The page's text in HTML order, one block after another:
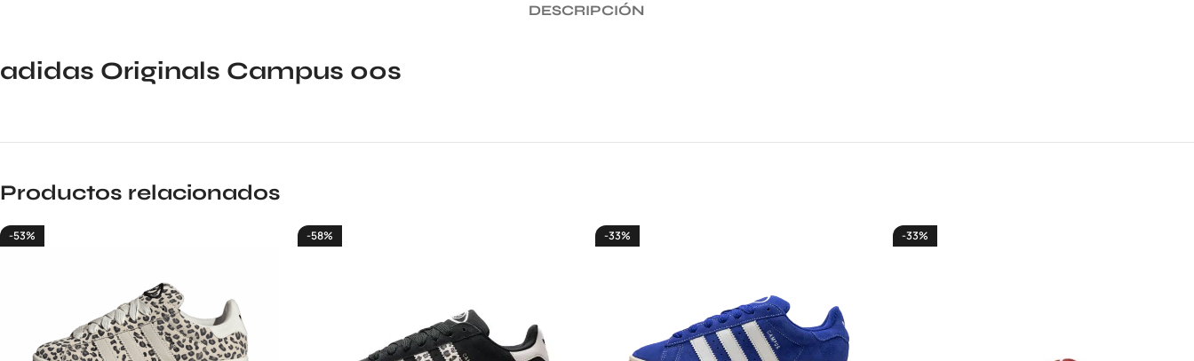
DESCRIPCIÓN
adidas Originals Campus 00s
Productos relacionados
-53% -58% -33% -33%